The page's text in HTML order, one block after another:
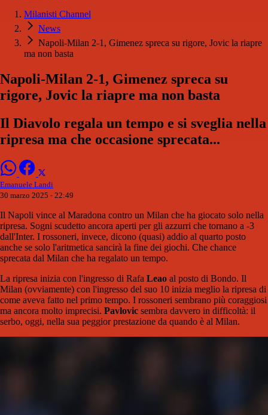
Milanisti Channel
News
Napoli-Milan 2-1, Gimenez spreca su rigore, Jovic la riapre
ma non basta
Napoli-Milan 2-1, Gimenez spreca su
rigore, Jovic la riapre ma non basta
Il Diavolo regala un tempo e si sveglia nella
ripresa ma che occasione sprecata...
Emanuele Landi
30 marzo 2025 - 22:49
Il Napoli vince al Maradona contro un Milan che ha giocato solo nella
ripresa. Sogni scudetto ancora aperti per gli azzurri che tornano a -3
dall'Inter. I rossoneri, invece, dicono (quasi) addio al quarto posto
anche se solo l'aritmetica sancirà la fine dei giochi. Che chance
sprecata dal Milan che ha regalato un tempo.
La ripresa inizia con l'ingresso di Rafa Leao al posto di Bondo. Il
Milan (ovviamente) con l'ingresso del suo 10 inizia meglio la ripresa di
come aveva fatto nel primo tempo. I rossoneri sembrano più coraggiosi
ma ancora molto imprecisi. Pavlovic sembra davvero in difficoltà: il
serbo, oggi, nella sua peggior prestazione da quando è al Milan.